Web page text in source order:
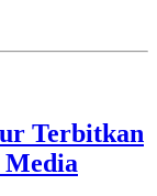
Terbitkan